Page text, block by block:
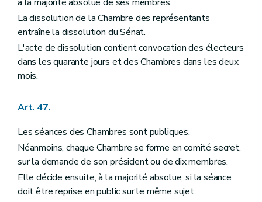
La dissolution de la Chambre des représentants
entraîne la dissolution du Sénat.
L'acte de dissolution contient convocation des électeurs
dans les quarante jours et des Chambres dans les deux
mois.
Art. 47.
Les séances des Chambres sont publiques.
Néanmoins, chaque Chambre se forme en comité secret,
sur la demande de son président ou de dix membres.
Elle décide ensuite, à la majorité absolue, si la séance
doit être reprise en public sur le même sujet.